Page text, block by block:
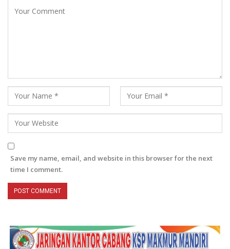
Save my name, email, and website in this browser for the next
time I comment.